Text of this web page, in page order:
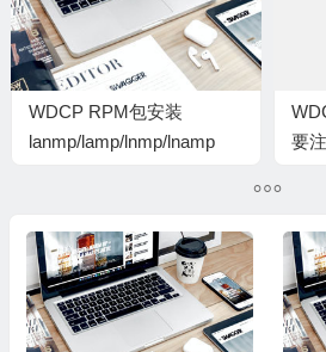
WDCP RPM包安装
lanmp/lamp/lnmp/lnamp
要